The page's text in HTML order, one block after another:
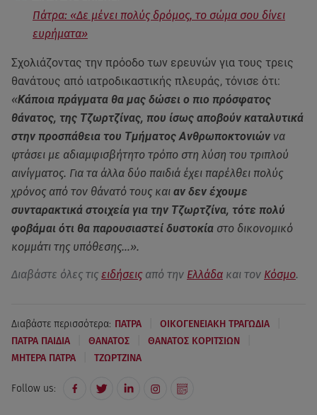
Πάτρα: «Δε μένει πολύς δρόμος, το σώμα σου δίνει
ευρήματα»
Σχολιάζοντας την πρόοδο των ερευνών για τους τρεις
θανάτους από ιατροδικαστικής πλευράς, τόνισε ότι:
«Κάποια πράγματα θα μας δώσει ο πιο πρόσφατος
θάνατος, της Τζωρτζίνας, που ίσως αποβούν καταλυτικά
στην προσπάθεια του Τμήματος Ανθρωποκτονιών να
φτάσει με αδιαμφισβήτητο τρόπο στη λύση του τριπλού
αινίγματος. Για τα άλλα δύο παιδιά έχει παρέλθει πολύς
χρόνος από τον θάνατό τους και αν δεν έχουμε
συνταρακτικά στοιχεία για την Τζωρτζίνα, τότε πολύ
φοβάμαι ότι θα παρουσιαστεί δυστοκία στο δικονομικό
κομμάτι της υπόθεσης…».
Διαβάστε όλες τις ειδήσεις από την Ελλάδα και τον Κόσμο.
Διαβάστε περισσότερα: ΠΑΤΡΑ ΟΙΚΟΓΕΝΕΙΑΚΗ ΤΡΑΓΩΔΙΑ
ΠΑΤΡΑ ΠΑΙΔΙΑ ΘΑΝΑΤΟΣ ΘΑΝΑΤΟΣ ΚΟΡΙΤΣΙΩΝ
ΜΗΤΕΡΑ ΠΑΤΡΑ ΤΖΩΡΤΖΙΝΑ
Follow us: